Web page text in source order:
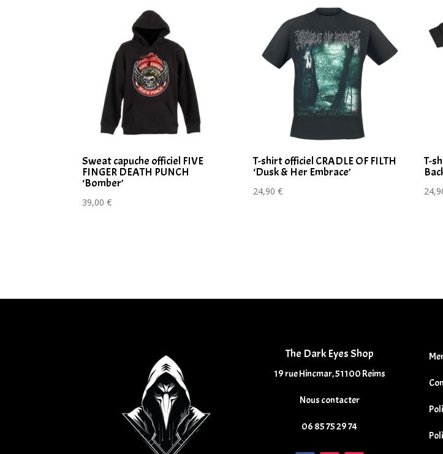
Sweat capuche officiel FIVE
FINGER DEATH PUNCH
‘Bomber’
39,00€
T-shirt officiel CRADLE OF FILTH
‘Dusk & Her Embrace’
24,90€
T-
The Dark Eyes Shop
19 rue Hincmar, 51100 Reims
Nous contacter
06 85 75 29 74